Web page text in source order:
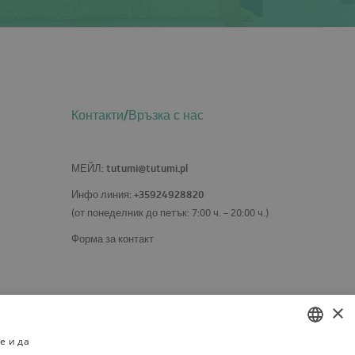
Контакти/Връзка с нас
МЕЙЛ: tutumi@tutumi.pl
Инфо линия: +35924928820
(от понеделник до петък: 7:00 ч. – 20:00 ч.)
Форма за контакт
×
и да